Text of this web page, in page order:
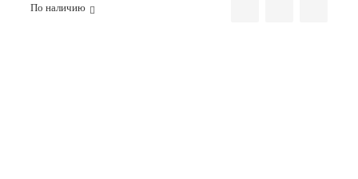
По наличию